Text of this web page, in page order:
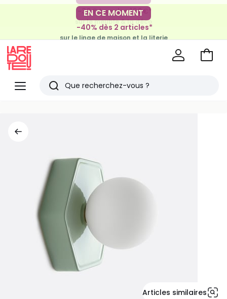
-30€ tous les 100€*
sur le meuble & la déco
EN CE MOMENT
-40% dès 2 articles*
sur le linge de maison et la literie
Menu
Redoute
Rechercher
Voir
Articles similaires